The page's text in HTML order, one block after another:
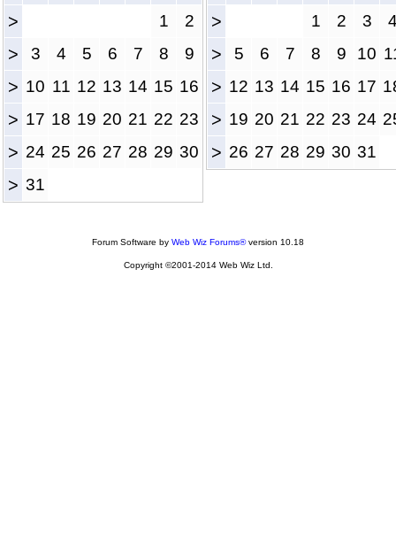
> 1 2
> 3 4 5 6 7 8 9
> 10 11 12 13 14 15 16
> 17 18 19 20 21 22 23
> 24 25 26 27 28 29 30
> 31
> 1 2 3
> 5 6 7 8 9 10
> 12 13 14 15 16 17
> 19 20 21 22 23 24
> 26 27 28 29 30 31
Forum Software by Web Wiz Forums®version 10.18
Copyright ©2001-2014 Web Wiz Ltd.